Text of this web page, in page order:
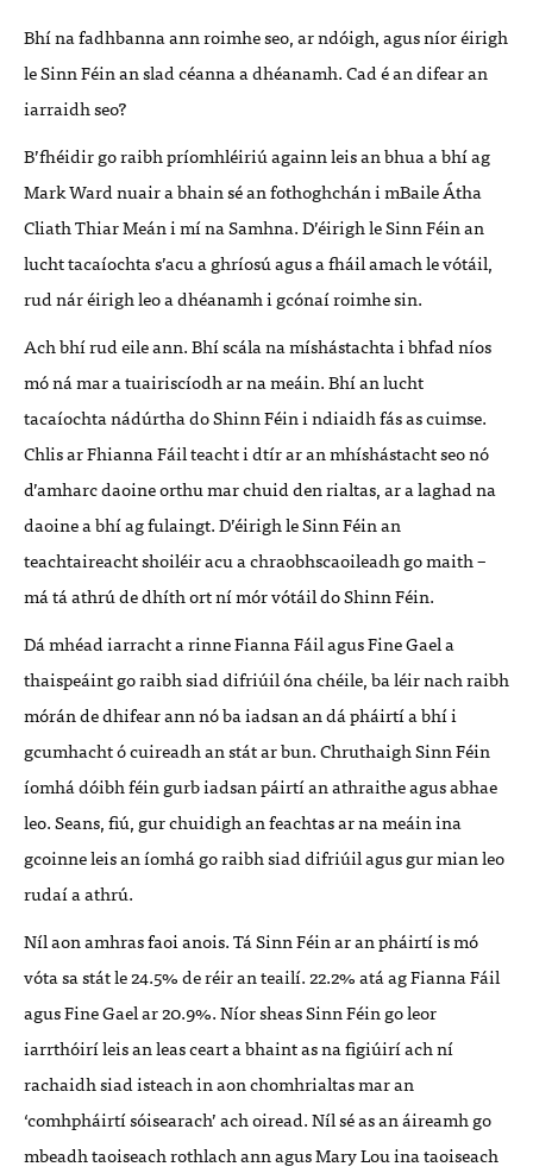
Bhí na fadhbanna ann roimhe seo, ar ndóigh, agus níor éirigh
le Sinn Féin an slad céanna a dhéanamh. Cad é an difear an
iarraidh seo?
B’fhéidir go raibh príomhléiriú againn leis an bhua a bhí ag
Mark Ward nuair a bhain sé an fothoghchán i mBaile Átha
Cliath Thiar Meán i mí na Samhna. D’éirigh le Sinn Féin an
lucht tacaíochta s’acu a ghríosú agus a fháil amach le vótáil,
rud nár éirigh leo a dhéanamh i gcónaí roimhe sin.
Ach bhí rud eile ann. Bhí scála na míshástachta i bhfad níos
mó ná mar a tuairiscíodh ar na meáin. Bhí an lucht
tacaíochta nádúrtha do Shinn Féin i ndiaidh fás as cuimse.
Chlis ar Fhianna Fáil teacht i dtír ar an mhíshástacht seo nó
d’amharc daoine orthu mar chuid den rialtas, ar a laghad na
daoine a bhí ag fulaingt. D’éirigh le Sinn Féin an
teachtaireacht shoiléir acu a chraobhscaoileadh go maith –
má tá athrú de dhíth ort ní mór vótáil do Shinn Féin.
Dá mhéad iarracht a rinne Fianna Fáil agus Fine Gael a
thaispeáint go raibh siad difriúil óna chéile, ba léir nach raibh
mórán de dhifear ann nó ba iadsan an dá pháirtí a bhí i
gcumhacht ó cuireadh an stát ar bun. Chruthaigh Sinn Féin
íomhá dóibh féin gurb iadsan páirtí an athraithe agus abhae
leo. Seans, fiú, gur chuidigh an feachtas ar na meáin ina
gcoinne leis an íomhá go raibh siad difriúil agus gur mian leo
rudaí a athrú.
Níl aon amhras faoi anois. Tá Sinn Féin ar an pháirtí is mó
vóta sa stát le 24.5% de réir an teailí. 22.2% atá ag Fianna Fáil
agus Fine Gael ar 20.9%. Níor sheas Sinn Féin go leor
iarrthóirí leis an leas ceart a bhaint as na figiúirí ach ní
rachaidh siad isteach in aon chomhrialtas mar an
‘comhpháirtí sóisearach’ ach oiread. Níl sé as an áireamh go
mbeadh taoiseach rothlach ann agus Mary Lou ina taoiseach